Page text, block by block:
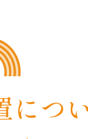
につ